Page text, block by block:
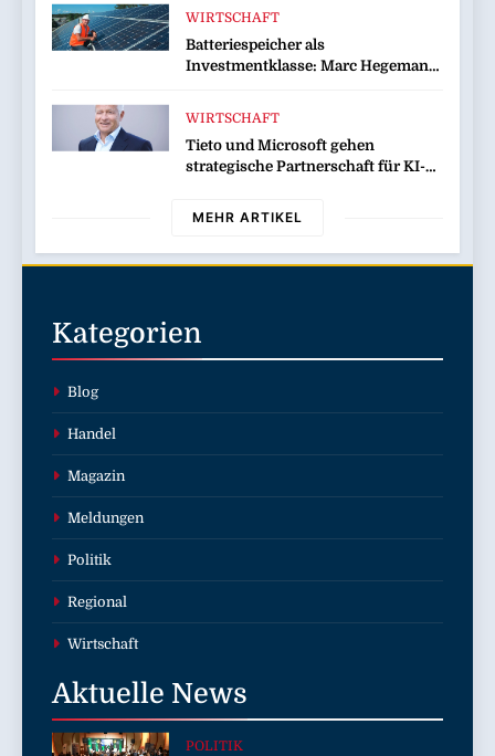
WIRTSCHAFT
Batteriespeicher als
Investmentklasse: Marc Hegemann
setzen
WIRTSCHAFT
Tieto und Microsoft gehen
strategische Partnerschaft für KI-
MEHR ARTIKEL
Kategorien
Blog
Handel
Magazin
Meldungen
Politik
Regional
Wirtschaft
Aktuelle News
POLITIK